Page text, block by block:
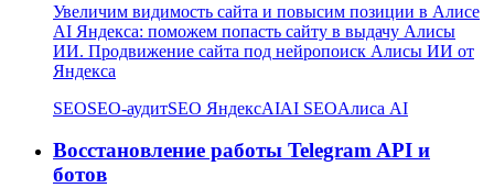
Увеличим видимость сайта и повысим позиции в Алисе
AI Яндекса: поможем попасть сайту в выдачу Алисы
ИИ. Продвижение сайта под нейропоиск Алисы ИИ от
Яндекса
SEOSEO-аудитSEO ЯндексAIAI SEOАлиса AI
Восстановление работы Telegram API и
ботов